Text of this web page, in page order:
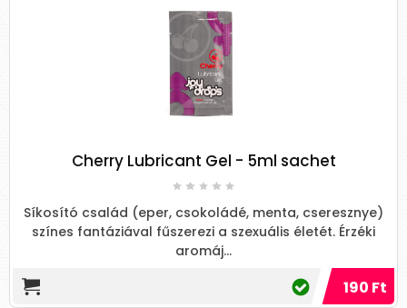
Cherry Lubricant Gel - 5ml sachet
Síkosító család (eper, csokoládé, menta, cseresznye)
színes fantáziával fűszerezi a szexuális életét. Érzéki
aromáj...
190 Ft